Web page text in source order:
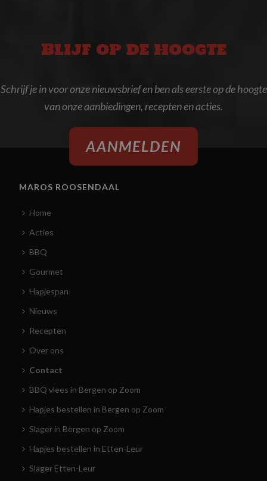
Blijf op de hoogte
Schrijf je in voor onze nieuwsbrief en ben als eerste op de hoogte
van onze aanbiedingen, recepten en acties.
AANMELDEN
MAROS ROOSENDAAL
Home
Acties
BBQ
Gourmet
Hapjespan
Nieuws
Recepten
Over ons
Contact
BBQ vlees in Bergen op Zoom
Hapjes bestellen in Bergen op Zoom
Slager in Bergen op Zoom
Hapjes bestellen in Etten-Leur
Slager Etten-Leur